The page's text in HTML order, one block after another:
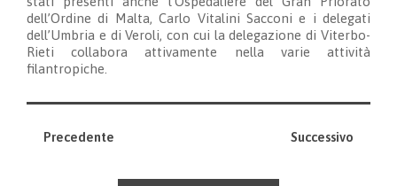
dell’Ordine di Malta, Carlo Vitalini Sacconi e i delegati
dell’Umbria e di Veroli, con cui la delegazione di Viterbo-
Rieti collabora attivamente nella varie attività
filantropiche.
Precedente Successivo